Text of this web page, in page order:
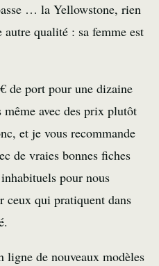
… la Yellowstone, rien
qualité : sa femme est
de port pour une dizaine
même avec des prix plutôt
et je vous recommande
de vraies bonnes fiches
pour nous
ceux qui pratiquent dans
ligne de nouveaux modèles